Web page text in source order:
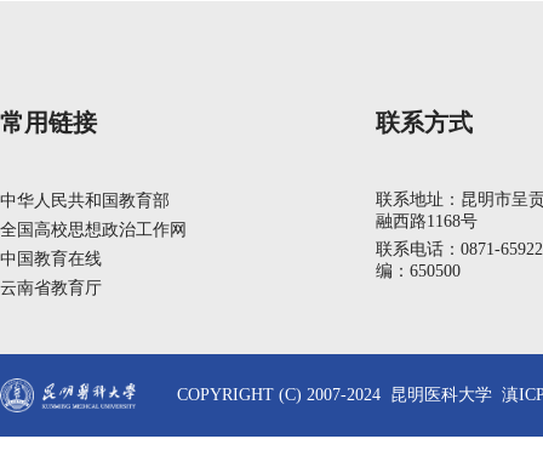
常用链接
中华人民共和国教育部
全国高校思想政治工作网
中国教育在线
云南省教育厅
联系方式
联系地址：昆明市呈
融西路1168号
联系电话：0871-
编：650500
COPYRIGHT (C) 2007-2024 昆明医科大学 滇